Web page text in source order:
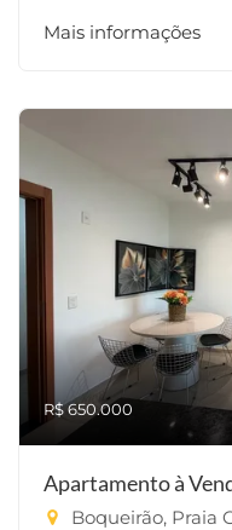
Mais informações
R$ 650.000
Apartamento à
Boqueirão, Praia